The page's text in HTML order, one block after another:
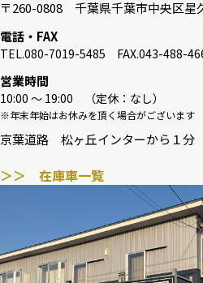
〒260-0808 千葉県千葉市中央区星
電話・FAX
TEL.080-7019-5485 FAX.043-488-
営業時間
10:00 〜 19:00 （定休：なし）
※年末年始はお休みを頂く場合がございます
京葉道路 松ヶ丘インターから１分
＞＞ 在庫車一覧